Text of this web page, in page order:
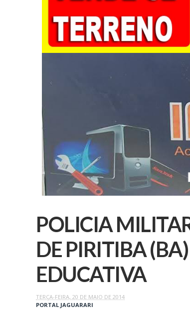
POLICIA
DE PIRITIBA
EDUCATIVA‏
TERÇA-FEIRA, 20 DE MAIO DE 2014
PORTAL JAGUARARI